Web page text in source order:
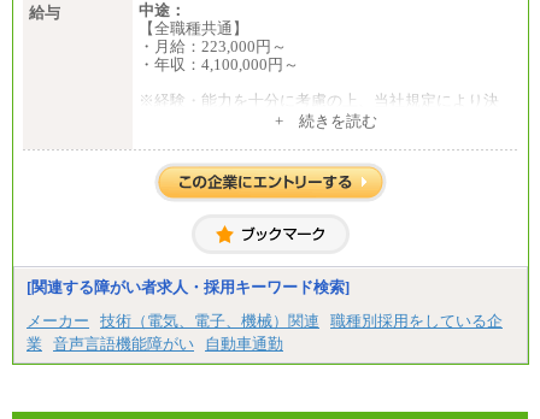
給与
中途：
【全職種共通】
・月給：223,000円～
・年収：4,100,000円～
※経験・能力を十分に考慮の上、当社規定により決
+ 続きを読む
[関連する障がい者求人・採用キーワード検索]
メーカー
技術（電気、電子、機械）関連
職種別採用をしている企
業
音声言語機能障がい 自動車通勤